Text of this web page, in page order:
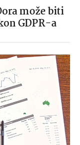
može biti
GDPR-a